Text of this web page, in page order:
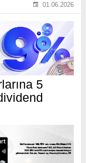
01.06.2026
5